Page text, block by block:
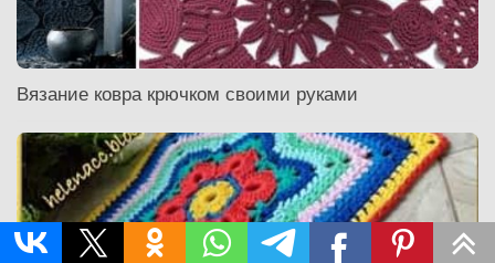
Вязание ковра крючком своими руками